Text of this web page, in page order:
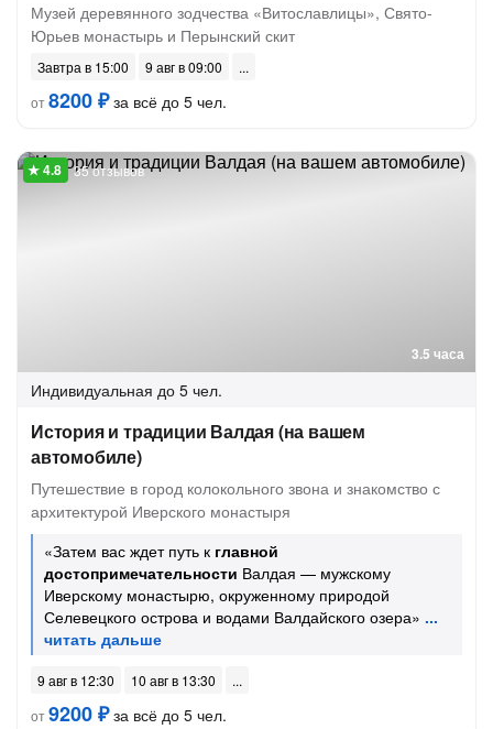
Музей деревянного зодчества «Витославлицы», Свято-
Юрьев монастырь и Перынский скит
Завтра в 15:00
9 авг в 09:00
от8200 ₽за всё до 5 чел.
3.5 часа
35 отзывов
Индивидуальная до 5 чел.
История и традиции Валдая (на вашем
автомобиле)
Путешествие в город колокольного звона и знакомство с
архитектурой Иверского монастыря
«Затем вас ждет путь к главной
достопримечательности Валдая — мужскому
Иверскому монастырю, окруженному природой
Селевецкого острова и водами Валдайского озера»
9 авг в 12:30
10 авг в 13:30
от9200 ₽за всё до 5 чел.